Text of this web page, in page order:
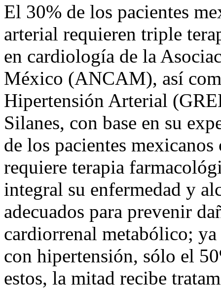
El 30% de los pacientes
arterial requieren triple
en cardiología de la
México (ANCAM), así
Hipertensión Arterial
Silanes, con base en su
de los pacientes
requiere terapia
integral su enfermedad y
adecuados para prevenir
cardiorrenal metabólico;
con hipertensión, sólo el
estos, la mitad recibe